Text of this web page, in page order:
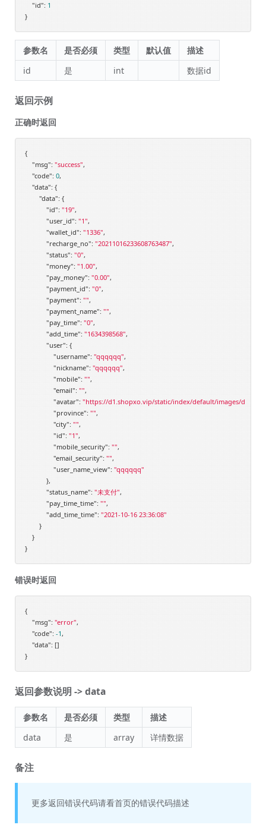
"id": 1
}
参数名 是否必须 类型 默认值
描述
id
是 int 数据id
返回示例
正确时返回
{
"msg": "success",
"code": 0,
"data": {
"data": {
"id": "19",
"user_id": "1",
"wallet_id": "1336",
"recharge_no": "20211016233608763487",
"status": "0",
"money": "1.00",
"pay_money": "0.00",
"payment_id": "0",
"payment": "",
"payment_name": "",
"pay_time": "0",
"add_time": "1634398568",
"user": {
"username": "qqqqqq",
"nickname": "qqqqqq",
"mobile": "",
"email": "",
"avatar": "https://d1.shopxo.vip/static/index/default/images/
"province": "",
"city": "",
"id": "1",
"mobile_security": "",
"email_security": "",
"user_name_view": "qqqqqq"
            },
"status_name": "未支付",
"pay_time_time": "",
"add_time_time": "2021-10-16 23:36:08"
        }
    }
}
错误时返回
{
"msg": "error",
"code": -1,
"data": []
}
返回参数说明 -> data
参数名 是否必须 类型
描述
data
是 array 详情数据
备注
更多返回错误代码请看首页的错误代码描述